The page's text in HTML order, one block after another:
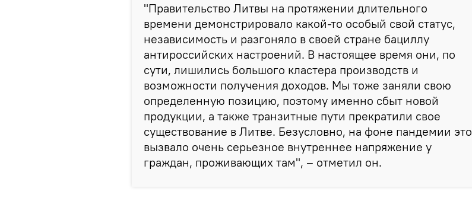
"Правительство Литвы на протяжении длительного
времени демонстрировало какой-то особый свой статус,
независимость и разгоняло в своей стране бациллу
антироссийских настроений. В настоящее время они, по
сути, лишились большого кластера производств и
возможности получения доходов. Мы тоже заняли свою
определенную позицию, поэтому именно сбыт новой
продукции, а также транзитные пути прекратили свое
существование в Литве. Безусловно, на фоне пандемии это
вызвало очень серьезное внутреннее напряжение у
граждан, проживающих там", – отметил он.